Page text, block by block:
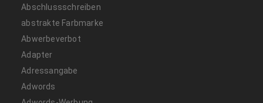
Abschlussschreiben
abstrakte Farbmarke
Abwerbeverbot
Adapter
Adressangabe
Adwords